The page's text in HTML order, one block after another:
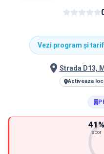
Vezi program și
Strada D13,
Activeaza
41
scor